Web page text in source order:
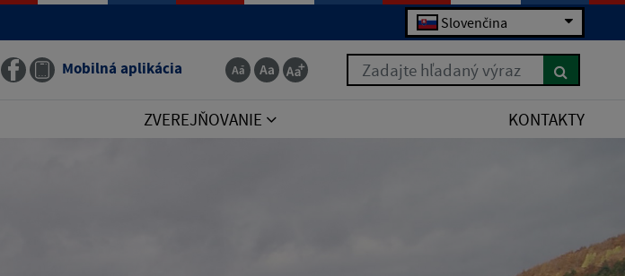
Slovenčina
Mobilná aplikácia Zadajte hľadaný výraz
ZVEREJŇOVANIE KONTAKTY